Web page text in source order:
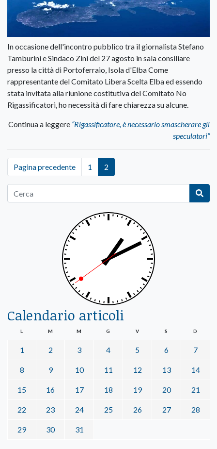
In occasione dell'incontro pubblico tra il giornalista Stefano
Tamburini e Sindaco Zini del 27 agosto in sala consiliare
presso la città di Portoferraio, Isola d'Elba Come
rappresentante del Comitato Libera Scelta Elba ed essendo
stata invitata alla riunione costitutiva del Comitato No
Rigassificatori, ho necessità di fare chiarezza su alcune.
Continua a leggere “Rigassificatore, è necessario smascherare gli
speculatori”
Pagina precedente 1 2
Calendario articoli
L M M G V S D
1 2 3 4 5 6 7
8 9 10 11 12 13 14
15 16 17 18 19 20 21
22 23 24 25 26 27 28
29 30 31